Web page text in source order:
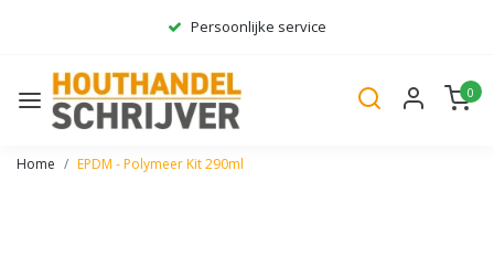
Persoonlijke service
Gratis bezorgd*
0
Home EPDM - Polymeer Kit 290ml